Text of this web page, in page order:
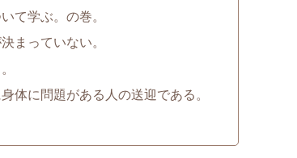
て学ぶ。の巻。
まっていない。
体に問題がある人の送迎である。